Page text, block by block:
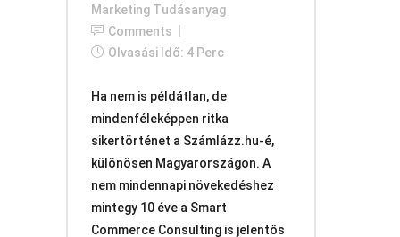
Marketing Tudásanyag
Comments
Olvasási Idő: 4 Perc
Ha nem is példátlan, de
mindenféleképpen ritka
sikertörténet a Számlázz.hu-é,
különösen Magyarországon. A
nem mindennapi növekedéshez
mintegy 10 éve a Smart
Commerce Consulting is jelentős